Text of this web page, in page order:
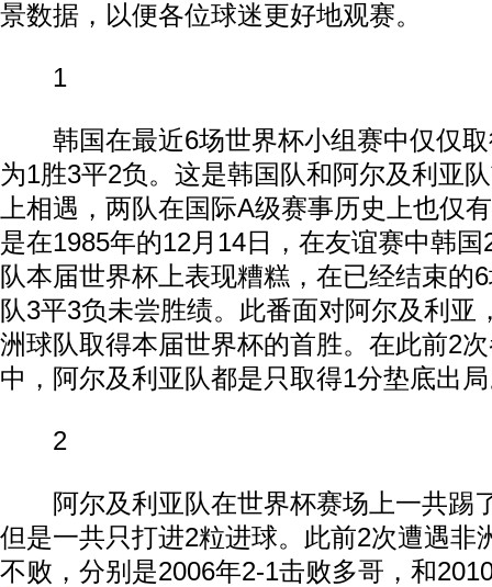
景数据，以便各位球迷更好地观赛。
1
韩国在最近6场世界杯小组赛中仅仅取
为1胜3平2负。这是韩国队和阿尔及利亚
上相遇，两队在国际A级赛事历史上也仅
是在1985年的12月14日，在友谊赛中韩
队本届世界杯上表现糟糕，在已经结束的
队3平3负未尝胜绩。此番面对阿尔及利亚
洲球队取得本届世界杯的首胜。在此前2
中，阿尔及利亚队都是只取得1分垫底出
2
阿尔及利亚队在世界杯赛场上一共踢
但是一共只打进2粒进球。此前2次遭遇非
不败，分别是2006年2-1击败多哥，和